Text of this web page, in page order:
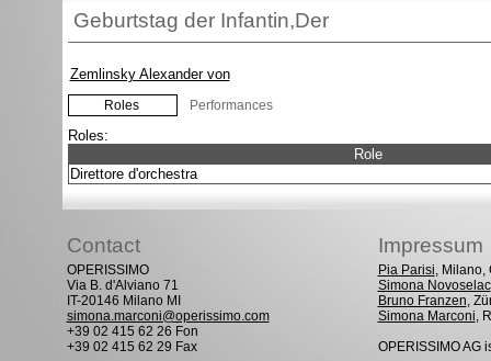
Geburtstag der Infantin,Der
Zemlinsky Alexander von
Roles Performances
Roles:
Role
Direttore d'orchestra
Contact Impressum
OPERISSIMO
Via B. d'Alviano 71
IT-20146 Milano MI
simona.marconi@operissimo.com
+39 02 415 62 26 Fon
+39 02 415 62 29 Fax
Pia Parisi, Milano,
Simona Novoselac
Bruno Franzen,
Simona Marconi,
OPERISSIMO AG